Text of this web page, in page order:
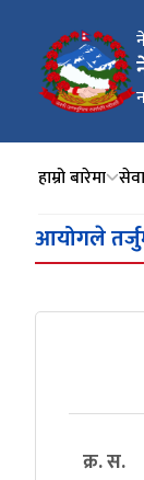
हाम्रो बारेमा
आयोगले
क्र. स.